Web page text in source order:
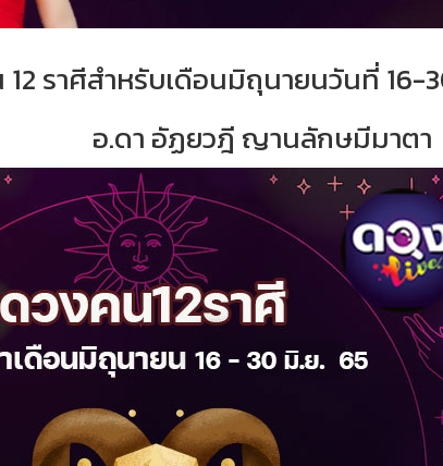
ราศีสำหรับเดือนมิถุนายนวันที่ 16-
อ.ดา อัฏยวฎี ญานลักษมีมาตา